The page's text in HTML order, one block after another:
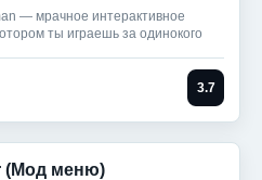
— мрачное интерактивное
ты играешь за одинокого
3.7
(Мод меню)